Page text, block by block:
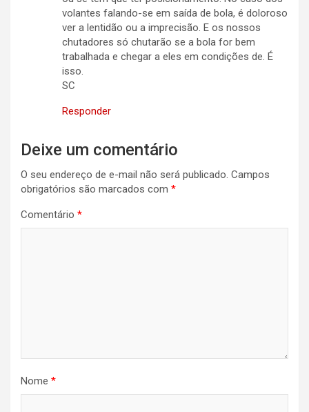
volantes falando-se em saída de bola, é doloroso
ver a lentidão ou a imprecisão. E os nossos
chutadores só chutarão se a bola for bem
trabalhada e chegar a eles em condições de. É
isso.
SC
Responder
Deixe um comentário
O seu endereço de e-mail não será publicado. Campos
obrigatórios são marcados com *
Comentário *
Nome *